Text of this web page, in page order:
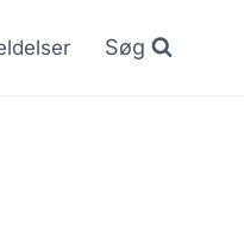
Søg